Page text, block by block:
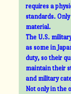
requires a
standards.
material.
The U.S.
as some in
duty, so their
maintain their
and military
Not only in the